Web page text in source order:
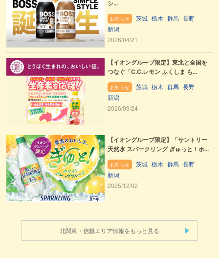
シ...
お知らせ 茨城 栃木 群馬 長野
新潟
2026/04/21
【イオングループ限定】東北と全国を
つなぐ「C.C.レモン ふくしま も...
お知らせ 茨城 栃木 群馬 長野
新潟
2026/03/24
【イオングループ限定】「サントリー
天然水 スパークリング ぎゅっと！ホ...
お知らせ 茨城 栃木 群馬 長野
新潟
2025/12/02
北関東・信越エリア情報をもっと見る